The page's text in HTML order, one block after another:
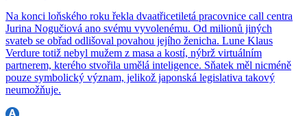
Na konci loňského roku řekla dvaatřicetiletá pracovnice call centra
Jurina Nogučiová ano svému vyvolenému. Od milionů jiných
svateb se obřad odlišoval povahou jejího ženicha. Lune Klaus
Verdure totiž nebyl mužem z masa a kostí, nýbrž virtuálním
partnerem, kterého stvořila umělá inteligence. Sňatek měl nicméně
pouze symbolický význam, jelikož japonská legislativa takový
neumožňuje.